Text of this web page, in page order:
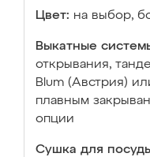
Цвет: на выбор,
Выкатные
открывания,
Blum (Австрия)
плавным
опции
Сушка для